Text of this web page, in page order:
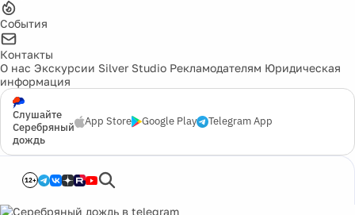
События
Контакты
О нас Экскурсии Silver Studio Рекламодателям Юридическая
информация
Слушайте
Серебряный
дождь
App Store Google Play Telegram App
12+